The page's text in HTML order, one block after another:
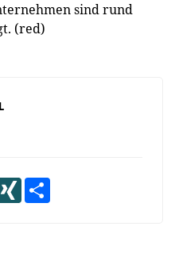
sind rund
(red)
XING